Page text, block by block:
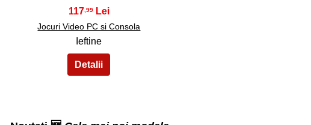
117,99
Jocuri Video PC si Consola
Ieftine